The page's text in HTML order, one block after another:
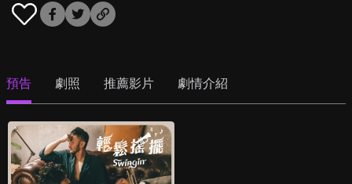
預告 劇照 推薦影片 劇情介紹